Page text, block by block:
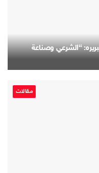
“الشرعي وصناعة
مقالات